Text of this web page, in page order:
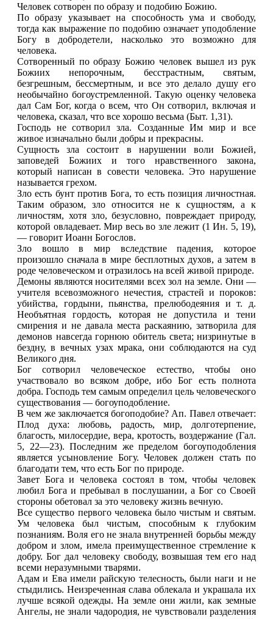
Человек сотворен по образу и подобию Божию.
По образу указывает на способность ума и свободу,
тогда как выражение по подобию означает уподобление
Богу в добродетели, насколько это возможно для
человека.
Сотворенный по образу Божию человек вышел из рук
Божиих непорочным, бесстрастным, святым,
безгрешным, бессмертным, и все это делало душу его
необычайно богоустремленной. Такую оценку человека
дал Сам Бог, когда о всем, что Он сотворил, включая и
человека, сказал, что все хорошо весьма (Быт. 1,31).
Господь не сотворил зла. Созданные Им мир и все
живое изначально были добры и прекрасны.
Сущность зла состоит в нарушении воли Божией,
заповедей Божиих и того нравственного закона,
который написан в совести человека. Это нарушение
называется грехом.
Зло есть бунт против Бога, то есть позиция личностная.
Таким образом, зло относится не к сущностям, а к
личностям, хотя зло, безусловно, повреждает природу,
которой овладевает. Мир весь во зле лежит (1 Ин. 5, 19),
— говорит Иоанн Богослов.
Зло вошло в мир вследствие падения, которое
произошло сначала в мире бесплотных духов, а затем в
роде человеческом и отразилось на всей живой природе.
Демоны являются носителями всех зол на земле. Они —
учителя всевозможного нечестия, страстей и пороков:
убийства, гордыни, пьянства, прелюбодеяния и т. д.
Необъятная гордость, которая не допустила и тени
смирения и не давала места раскаянию, затворила для
демонов навсегда горнюю обитель света; низринутые в
бездну, в вечных узах мрака, они соблюдаются на суд
Великого дня.
Бог сотворил человеческое естество, чтобы оно
участвовало во всяком добре, ибо Бог есть полнота
добра. Господь тем самым определил цель человеческого
существования — богоуподобление.
В чем же заключается богоподобие? Ап. Павел отвечает:
Плод духа: любовь, радость, мир, долготерпение,
благость, милосердие, вера, кротость, воздержание (Гал.
5, 22—23). Последним же пределом богоуподобления
является усыновление Богу. Человек должен стать по
благодати тем, что есть Бог по природе.
Завет Бога и человека состоял в том, чтобы человек
любил Бога и пребывал в послушании, а Бог со Своей
стороны обетовал за это человеку жизнь вечную.
Все существо первого человека было чистым и святым.
Ум человека был чистым, способным к глубоким
познаниям. Воля его не знала внутренней борьбы между
добром и злом, имела преимущественное стремление к
добру. Бог дал человеку свободу, возвышая тем его над
всеми неразумными тварями.
Адам и Ева имели райскую телесность, были наги и не
стыдились. Неизреченная слава облекала и украшала их
лучше всякой одежды. На земле они жили, как земные
Ангелы, не знали чадородия, не чувствовали разделения